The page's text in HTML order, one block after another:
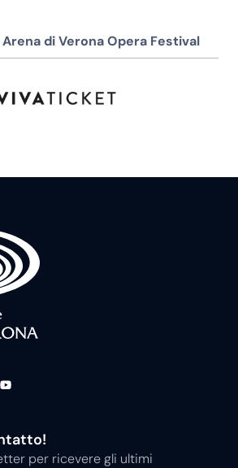
di Verona Opera Festival
per ricevere gli ultimi